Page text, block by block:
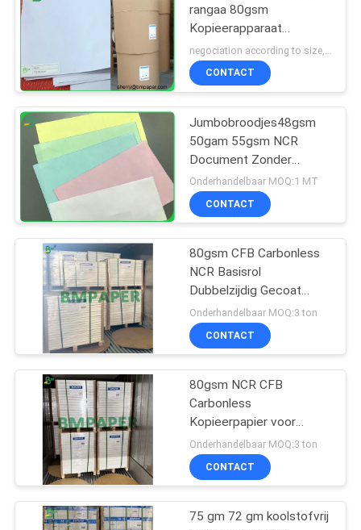
het document van
de ivoorraad
318
grijze spaanplaat
Gelamineerde grijze
raad
rangaa 80gsm
Kopieerapparaat
Broodjes voor Druk/Wit
Printerdocument
CONTACT
Jumbobroodjes48gsm
50gam 55gsm NCR
Document Zonder
koolstof voor
Computerdruk
Onderhandelbaar MOQ:1 MT
CONTACT
80gsm CFB Carbonless
NCR Basisrol
Dubbelzijdig Gecoat
Digitale Print Grondstof
Onderhandelbaar MOQ:3 ton
CONTACT
80gsm NCR CFB
Carbonless
Kopieerpapier voor
Digitale Drukwerk
Meerdelige Formulieren
Basisvoorraad
Onderhandelbaar MOQ:3 ton
CONTACT
75 gm 72 gm koolstofvrij